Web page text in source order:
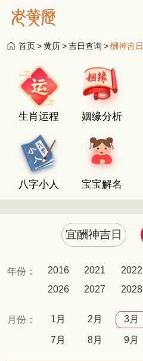
首页>黄历>吉日查询 >酬神吉日
生肖运程 姻缘分析
八字小人 宝宝解名
宜酬神吉日
年份： 2016 2021 2022
2026
2027 2028
月份： 1月 2月 3月
7月 8月 9月